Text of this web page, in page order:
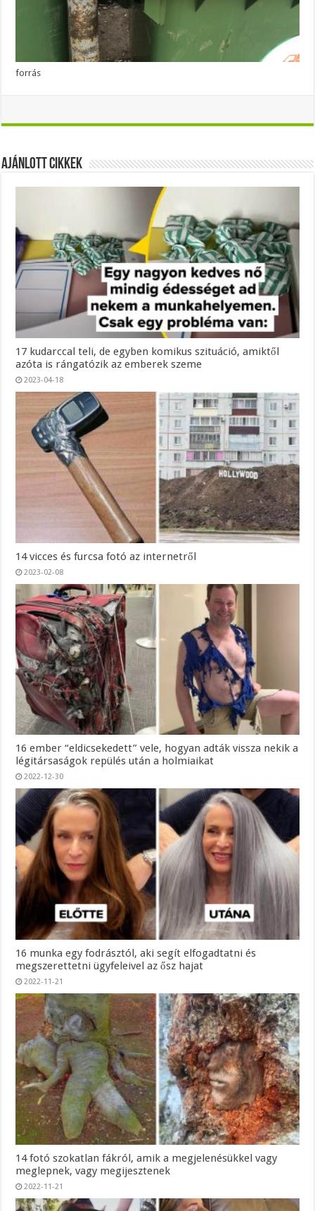
forrás
Ajánlott Cikkek
17 kudarccal teli, de egyben komikus szituáció, amiktől
azóta is rángatózik az emberek szeme
2023-04-18
14 vicces és furcsa fotó az internetről
2023-02-08
16 ember “eldicsekedett” vele, hogyan adták vissza nekik a
légitársaságok repülés után a holmiaikat
2022-12-30
16 munka egy fodrásztól, aki segít elfogadtatni és
megszerettetni ügyfeleivel az ősz hajat
2022-11-21
14 fotó szokatlan fákról, amik a megjelenésükkel vagy
meglepnek, vagy megijesztenek
2022-11-21